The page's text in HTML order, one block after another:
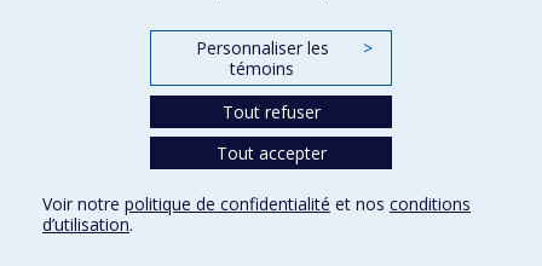
Conditions d’utilisation
Personnaliser les
témoins
>
Tout refuser
Tout accepter
Voir notre politique de confidentialité et nos conditions
d’utilisation.